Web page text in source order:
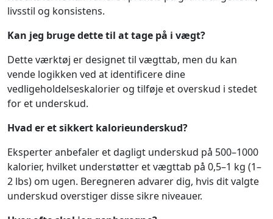
livsstil og konsistens.
Kan jeg bruge dette til at tage på i vægt?
Dette værktøj er designet til vægttab, men du kan
vende logikken ved at identificere dine
vedligeholdelseskalorier og tilføje et overskud i stedet
for et underskud.
Hvad er et sikkert kalorieunderskud?
Eksperter anbefaler et dagligt underskud på 500–1000
kalorier, hvilket understøtter et vægttab på 0,5–1 kg (1–
2 lbs) om ugen. Beregneren advarer dig, hvis dit valgte
underskud overstiger disse sikre niveauer.